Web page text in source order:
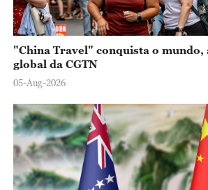
"China Travel" conquista o mundo,
global da CGTN
05-Aug-2026